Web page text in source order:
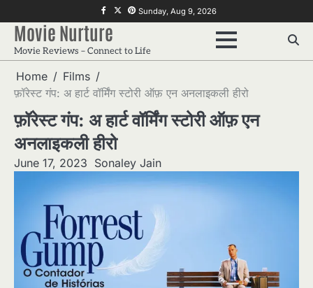
to
content
f twitterpinterest
Sunday, Aug 9, 2026
Movie Nurture
Movie Reviews – Connect to Life
Home
Films
फ़ॉरेस्ट गंप: अ हार्ट वॉर्मिंग स्टोरी ऑफ़ एन अनलाइकली हीरो
फ़ॉरेस्ट गंप: अ हार्ट वॉर्मिंग स्टोरी ऑफ़ एन
अनलाइकली हीरो
June 17, 2023 Sonaley Jain